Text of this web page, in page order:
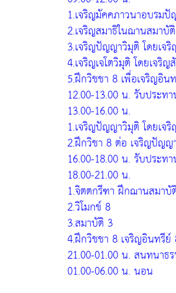
1.เจริญมัคคภาวนาอบรม
2.เจริญสมาธิในฌานสมาบั
3.เจริญปัญญาวิมุติ โดยเ
4.เจริญเจโตวิมุติ โดยเจ
5.ฝึกวิชชา 8 เพื่อเจริญอิ
12.00-13.00 น. รับประท
13.00-16.00 น.
1.เจริญปัญญาวิมุติ โดยเ
2.ฝึกวิชา 8 ต่อ เจริญปัญญ
16.00-18.00 น. รับประท
18.00-21.00 น.
1.จิตตกรีฑา ฝึกฌานสมา
2.วิโมกข์ 8
3.สมาบัติ 3
4.ฝึกวิชชา 8 เจริญอินทรีย์
21.00-01.00 น. สนทนาธ
01.00-06.00 น. นอน